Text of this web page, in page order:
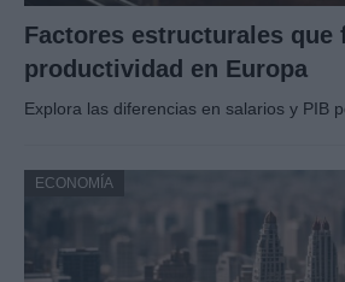
Factores estructurales que
productividad en Europa
Explora las diferencias en salarios y PIB
ECONOMÍA